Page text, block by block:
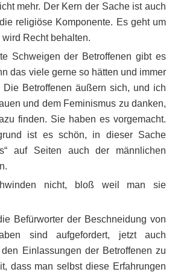
mehr. Der Kern der Sache ist auch
religiöse Komponente. Es geht um
Recht behalten.
Schweigen der Betroffenen gibt es
das viele gerne so hätten und immer
Betroffenen äußern sich, und ich
und dem Feminismus zu danken,
finden. Sie haben es vorgemacht.
ist es schön, in dieser Sache
auf Seiten auch der männlichen
nicht, bloß weil man sie
Befürworter der Beschneidung von
sind aufgefordert, jetzt auch
Einlassungen der Betroffenen zu
dass man selbst diese Erfahrungen